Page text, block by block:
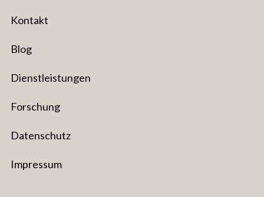
Kontakt
Blog
Dienstleistungen
Forschung
Datenschutz
Impressum